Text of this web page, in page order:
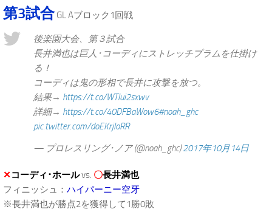
第3試合GL Aブロック1回戦
後楽園大会、第３試合
長井満也は巨人･コーディにストレッチプラムを仕掛け
る！
コーディは鬼の形相で長井に攻撃を放つ。
結果→ https://t.co/WTlui2sxwv
詳細→ https://t.co/40DFBaWow6#noah_ghc
pic.twitter.com/doEKrjloRR
— プロレスリング･ノア (@noah_ghc)2017年10月14日
✕コーディ･ホールvs. 〇長井満也
フィニッシュ： ハイパーニー空牙
※長井満也が勝点2を獲得して1勝0敗